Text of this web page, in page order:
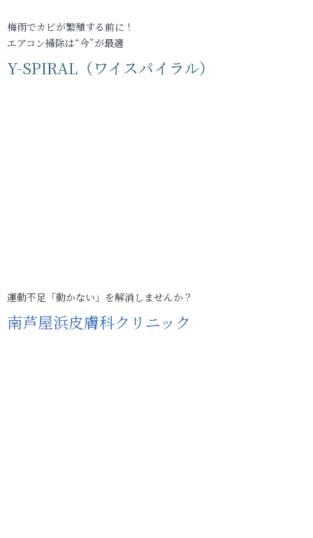
梅雨でカビが繁殖する前に！
エアコン掃除は“今”が最適
Y-SPIRAL（ワイスパイラル）
運動不足「動かない」を解消しませんか？
南芦屋浜皮膚科クリニック